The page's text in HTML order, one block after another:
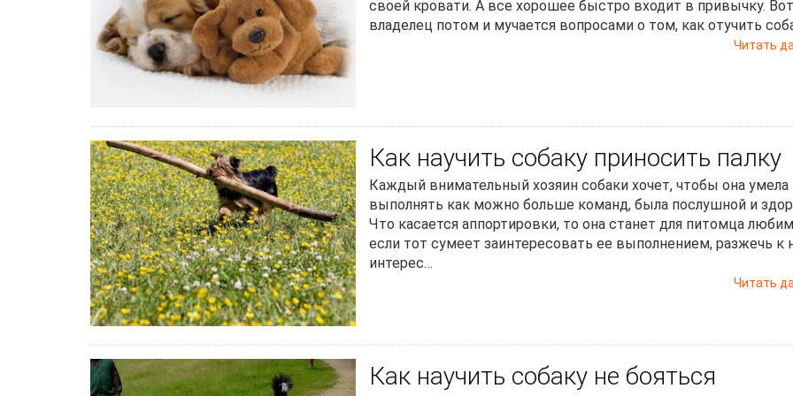
своей кровати. А все хорошее быстро входит в привычку. Вот
владелец потом и мучается вопросами о том, как отучить
Читать
Как научить собаку приносить палку
Каждый внимательный хозяин собаки хочет, чтобы она умела
выполнять как можно больше команд, была послушной и
Что касается аппортировки, то она станет для питомца
если тот сумеет заинтересовать ее выполнением, разжечь к
интерес…
Читать
Как научить собаку не бояться